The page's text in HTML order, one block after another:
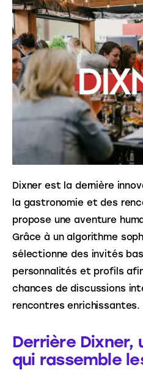
Dixner est la dernière
la gastronomie et des
propose une aventure
Grâce à un algorithme
sélectionne des invités
personnalités et profils
chances de discussions
rencontres enrichissantes.
Derrière Dixner,
qui rassemble